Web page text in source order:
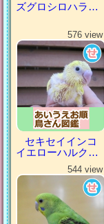
ズグロシロハラインコ
576 view
セキセイインコ
イエローハルクイン
544 view